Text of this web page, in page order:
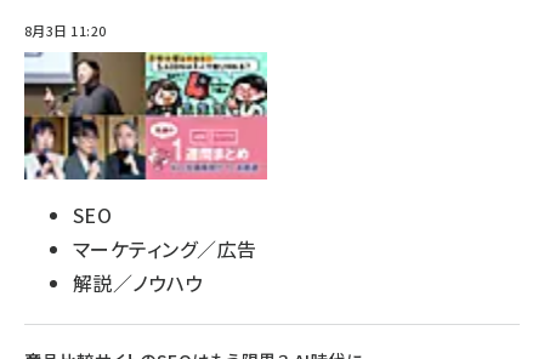
8月3日 11:20
SEO
マーケティング／広告
解説／ノウハウ